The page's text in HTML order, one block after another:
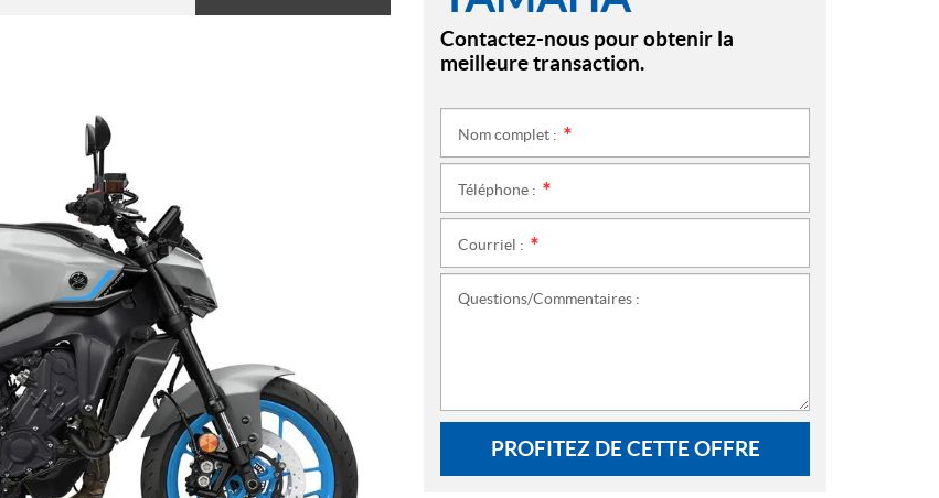
Contactez-nous pour obtenir la
meilleure transaction.
Nom complet :
Téléphone :
Courriel :
Questions/Commentaires :
PROFITEZ DE CETTE OFFRE